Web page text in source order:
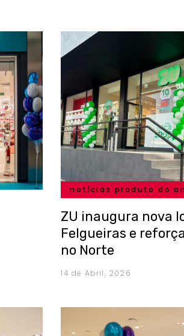
notícias produto do
ZU inaugura nova
Felgueiras e
no Norte
14 de Abril, 2026